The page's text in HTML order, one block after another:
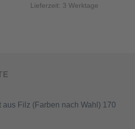
Lieferzeit: 3 Werktage
aus Filz (Farben nach Wahl) 170